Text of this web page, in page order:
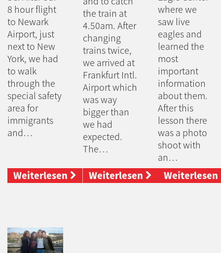
8 hour flight
to Newark
Airport, just
next to New
York, we had
to walk
through the
special safety
area for
immigrants
and…
Weiterlesen
the train at
4.50am. After
changing
trains twice,
we arrived at
Frankfurt Intl.
Airport which
was way
bigger than
we had
expected.
The…
Weiterlesen
where we
saw live
eagles and
learned the
most
important
information
about them.
After this
lesson there
was a photo
shoot with
an…
Weiterlesen